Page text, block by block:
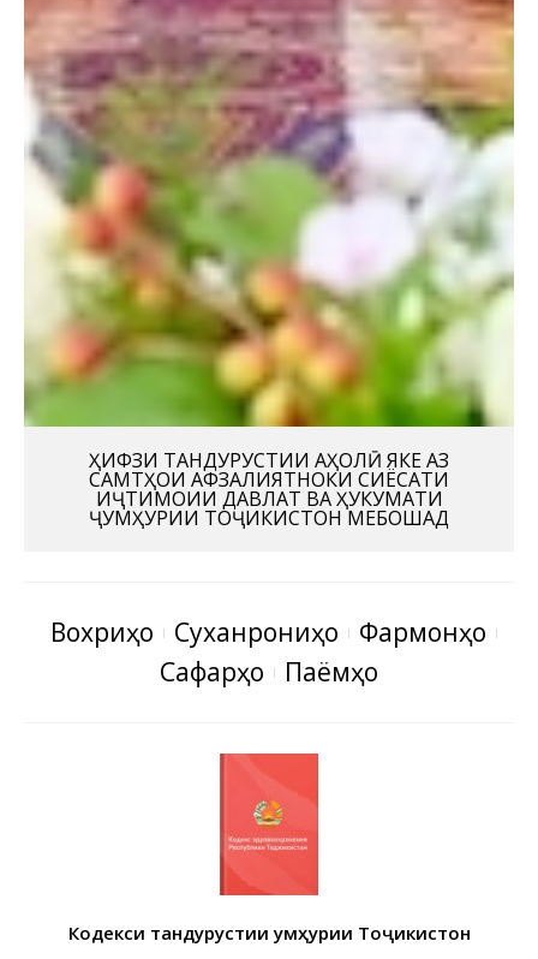
ҲИФЗИ ТАНДУРУСТИИ АҲОЛӢ ЯКЕ АЗ
САМТҲОИ АФЗАЛИЯТНОКИ СИЁСАТИ
ИҶТИМОИИ ДАВЛАТ ВА ҲУКУМАТИ
ҶУМҲУРИИ ТОҶИКИСТОН МЕБОШАД
Вохӯриҳо Суханрониҳо
Фармонҳо
Сафарҳо
Паёмҳо
Кодекси тандурустии Ҷумҳурии Тоҷикистон